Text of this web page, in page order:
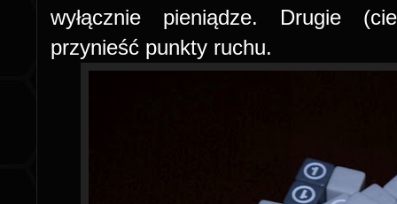
wyłącznie pieniądze. Drugie
przynieść punkty ruchu.